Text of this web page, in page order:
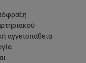
αγγειοπάθεια